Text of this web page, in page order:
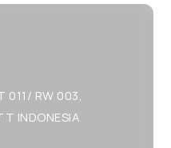
RW 003,
INDONESIA